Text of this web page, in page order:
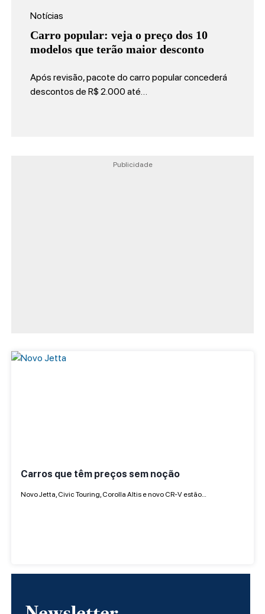
Notícias
Carro popular: veja o preço dos 10
modelos que terão maior desconto
Após revisão, pacote do carro popular concederá
descontos de R$ 2.000 até…
Publicidade
Carros que têm preços sem noção
Novo Jetta, Civic Touring, Corolla Altis e novo CR-V estão…